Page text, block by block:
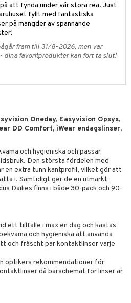
att fynda under vår stora rea. Just
fyllt med fantastiska
på mängder av spännande
fram till 31/8-2026, men var
dina favoritprodukter kan fort ta slut!
Oneday, Easyvision Opsys,
DD Comfort, iWear endagslinser,
och hygieniska och passar
Den största fördelen med
en extra tunn kantprofil, vilket gör att
i. Samtidigt ger de en utmärkt
Dailies finns i både 30-pack och 90-
ett tillfälle i max en dag och kastas
och hygieniska att använda
och fräscht par kontaktlinser varje
optikers rekommendationer för
då bärschemat för linser är